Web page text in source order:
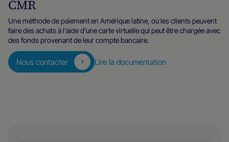
CMR
Une méthode de paiement en Amérique latine, où les clients peuvent
faire des achats à l'aide d'une carte virtuelle qui peut être chargée avec
des fonds provenant de leur compte bancaire.
Nous contacter Lire la documentation